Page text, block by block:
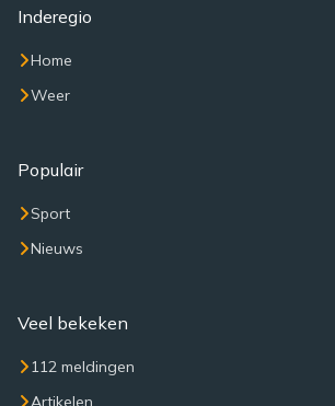
Inderegio
Home
Weer
Populair
Sport
Nieuws
Veel bekeken
112 meldingen
Artikelen